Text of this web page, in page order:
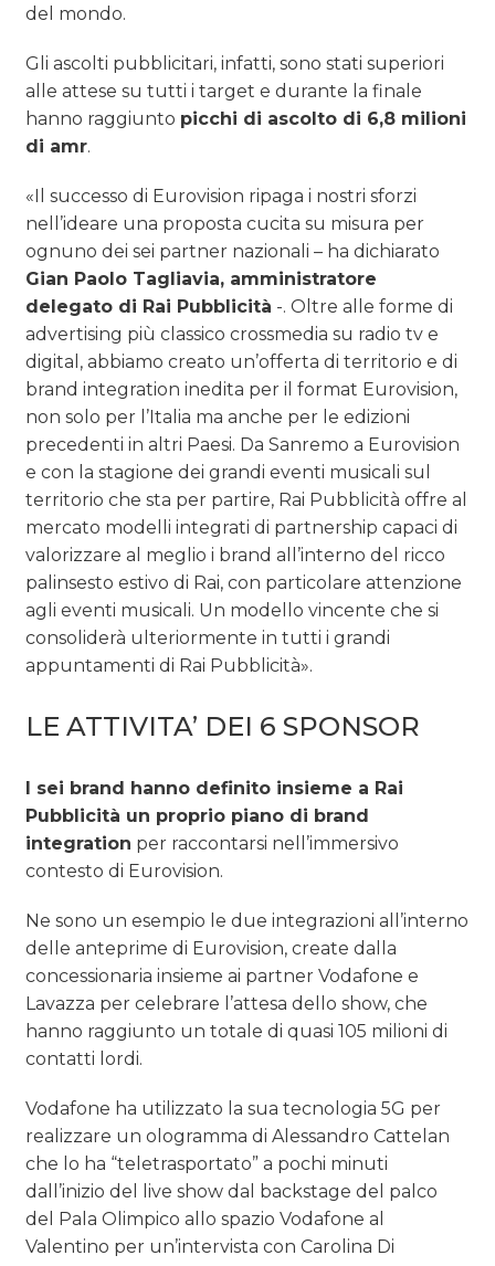
del mondo.
Gli ascolti pubblicitari, infatti, sono stati superiori
alle attese su tutti i target e durante la finale
hanno raggiunto picchi di ascolto di 6,8 milioni
di amr.
«Il successo di Eurovision ripaga i nostri sforzi
nell’ideare una proposta cucita su misura per
ognuno dei sei partner nazionali – ha dichiarato
Gian Paolo Tagliavia, amministratore
delegato di Rai Pubblicità -. Oltre alle forme di
advertising più classico crossmedia su radio tv e
digital, abbiamo creato un’offerta di territorio e di
brand integration inedita per il format Eurovision,
non solo per l’Italia ma anche per le edizioni
precedenti in altri Paesi. Da Sanremo a Eurovision
e con la stagione dei grandi eventi musicali sul
territorio che sta per partire, Rai Pubblicità offre al
mercato modelli integrati di partnership capaci di
valorizzare al meglio i brand all’interno del ricco
palinsesto estivo di Rai, con particolare attenzione
agli eventi musicali. Un modello vincente che si
consoliderà ulteriormente in tutti i grandi
appuntamenti di Rai Pubblicità».
LE ATTIVITA’ DEI 6 SPONSOR
I sei brand hanno definito insieme a Rai
Pubblicità un proprio piano di brand
integration per raccontarsi nell’immersivo
contesto di Eurovision.
Ne sono un esempio le due integrazioni all’interno
delle anteprime di Eurovision, create dalla
concessionaria insieme ai partner Vodafone e
Lavazza per celebrare l’attesa dello show, che
hanno raggiunto un totale di quasi 105 milioni di
contatti lordi.
Vodafone ha utilizzato la sua tecnologia 5G per
realizzare un ologramma di Alessandro Cattelan
che lo ha “teletrasportato” a pochi minuti
dall’inizio del live show dal backstage del palco
del Pala Olimpico allo spazio Vodafone al
Valentino per un’intervista con Carolina Di